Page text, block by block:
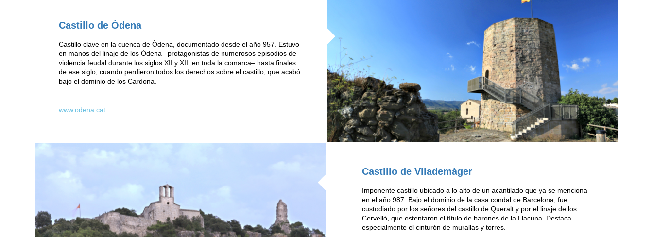
Castillo de Òdena
Castillo clave en la cuenca de Òdena, documentado desde el año 957. Estuvo
en manos del linaje de los Òdena –protagonistas de numerosos episodios de
violencia feudal durante los siglos XII y XIII en toda la comarca– hasta finales
de ese siglo, cuando perdieron todos los derechos sobre el castillo, que acabó
bajo el dominio de los Cardona.
www.odena.cat
Castillo de Vilademàger
Imponente castillo ubicado a lo alto de un acantilado que ya se menciona
en el año 987. Bajo el dominio de la casa condal de Barcelona, fue
custodiado por los señores del castillo de Queralt y por el linaje de los
Cervelló, que ostentaron el título de barones de la Llacuna. Destaca
especialmente el cinturón de murallas y torres.